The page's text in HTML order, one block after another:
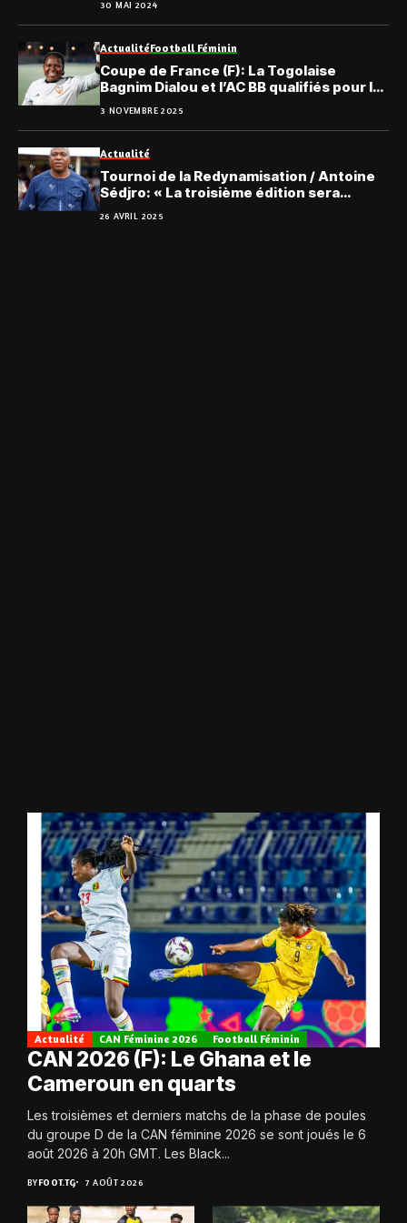
30 MAI 2024
ActualitéFootball Féminin
Coupe de France (F): La Togolaise
Bagnim Dialou et l’AC BB qualifiés pour le
3 NOVEMBRE 2025
Actualité
Tournoi de la Redynamisation / Antoine
Sédjro: « La troisième édition sera
26 AVRIL 2025
Actualité CAN Féminine 2026 Football Féminin
CAN 2026 (F): Le Ghana et le
Cameroun en quarts
Les troisièmes et derniers matchs de la phase de poules
du groupe D de la CAN féminine 2026 se sont joués le 6
août 2026 à 20h GMT. Les Black...
BYFOOT.TG 7 AOÛT 2026